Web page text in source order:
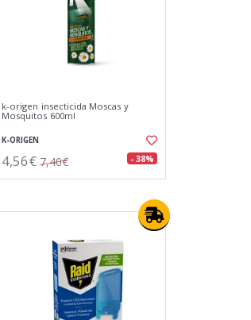
k-origen insecticida Moscas y
Mosquitos 600ml
K-ORIGEN
4,56€ 7,40€ - 38%